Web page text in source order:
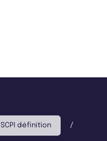
SCPI définition /